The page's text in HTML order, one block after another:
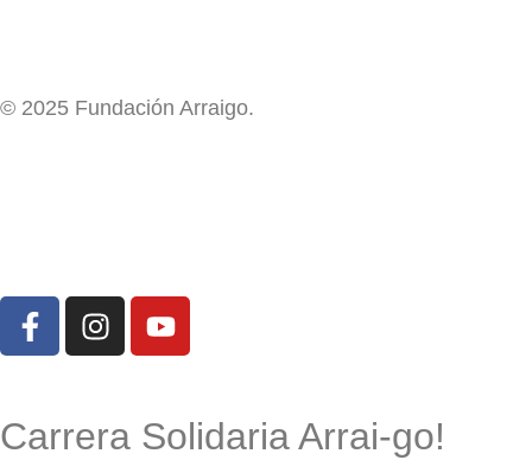
© 2025 Fundación Arraigo.
Carrera Solidaria Arrai-go!